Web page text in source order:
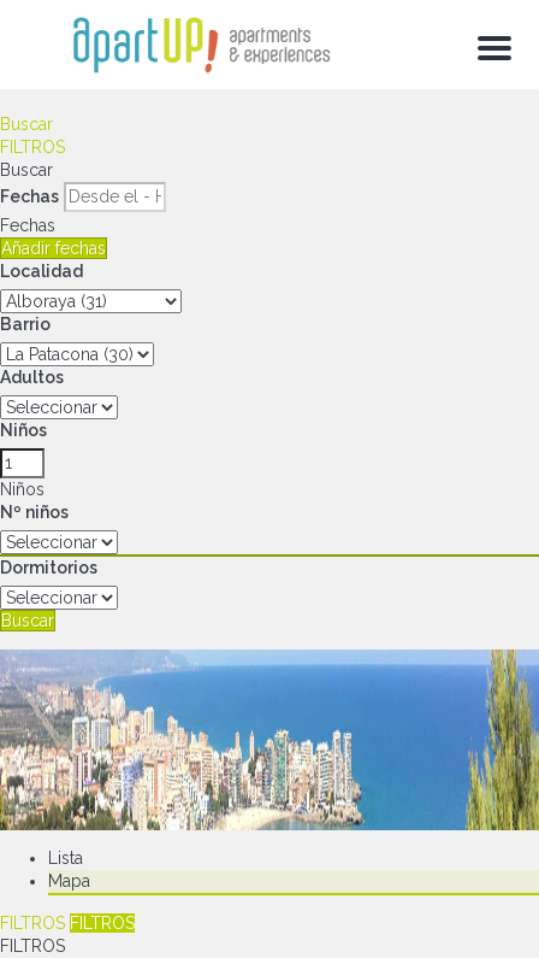
Menu
Buscar
FILTROS
Buscar
Fechas
Fechas
Añadir fechas
Localidad
Barrio
Adultos
Niños
Niños
Nº niños
Dormitorios
Buscar
Lista
Mapa
FILTROS FILTROS
FILTROS